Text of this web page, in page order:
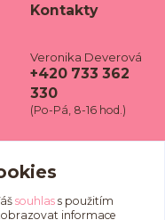
Kontakty
Veronika Deverová
+420 733 362
330
(Po-Pá, 8-16 hod.)
we.cz
souhlass použitím
informace